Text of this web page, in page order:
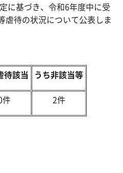
に基づき、令和6年度中に受
虐待の状況について公表しま
待該当 うち非該当等
件 2件